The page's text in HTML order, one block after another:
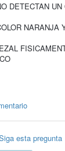
DETECTAN UN
NARANJA
esta pregunta